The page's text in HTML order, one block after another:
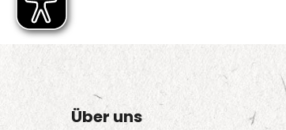
Über uns